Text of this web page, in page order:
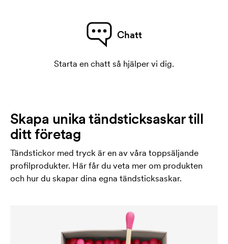
Chatt
Starta en chatt så hjälper vi dig.
Skapa unika tändsticksaskar till
ditt företag
Tändstickor med tryck är en av våra toppsäljande
profilprodukter. Här får du veta mer om produkten
och hur du skapar dina egna tändsticksaskar.